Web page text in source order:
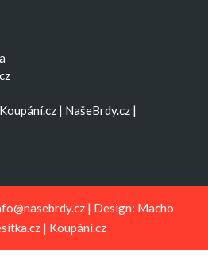
Koupání.cz | NašeBrdy.cz |
| Design: Macho
| Koupání.cz